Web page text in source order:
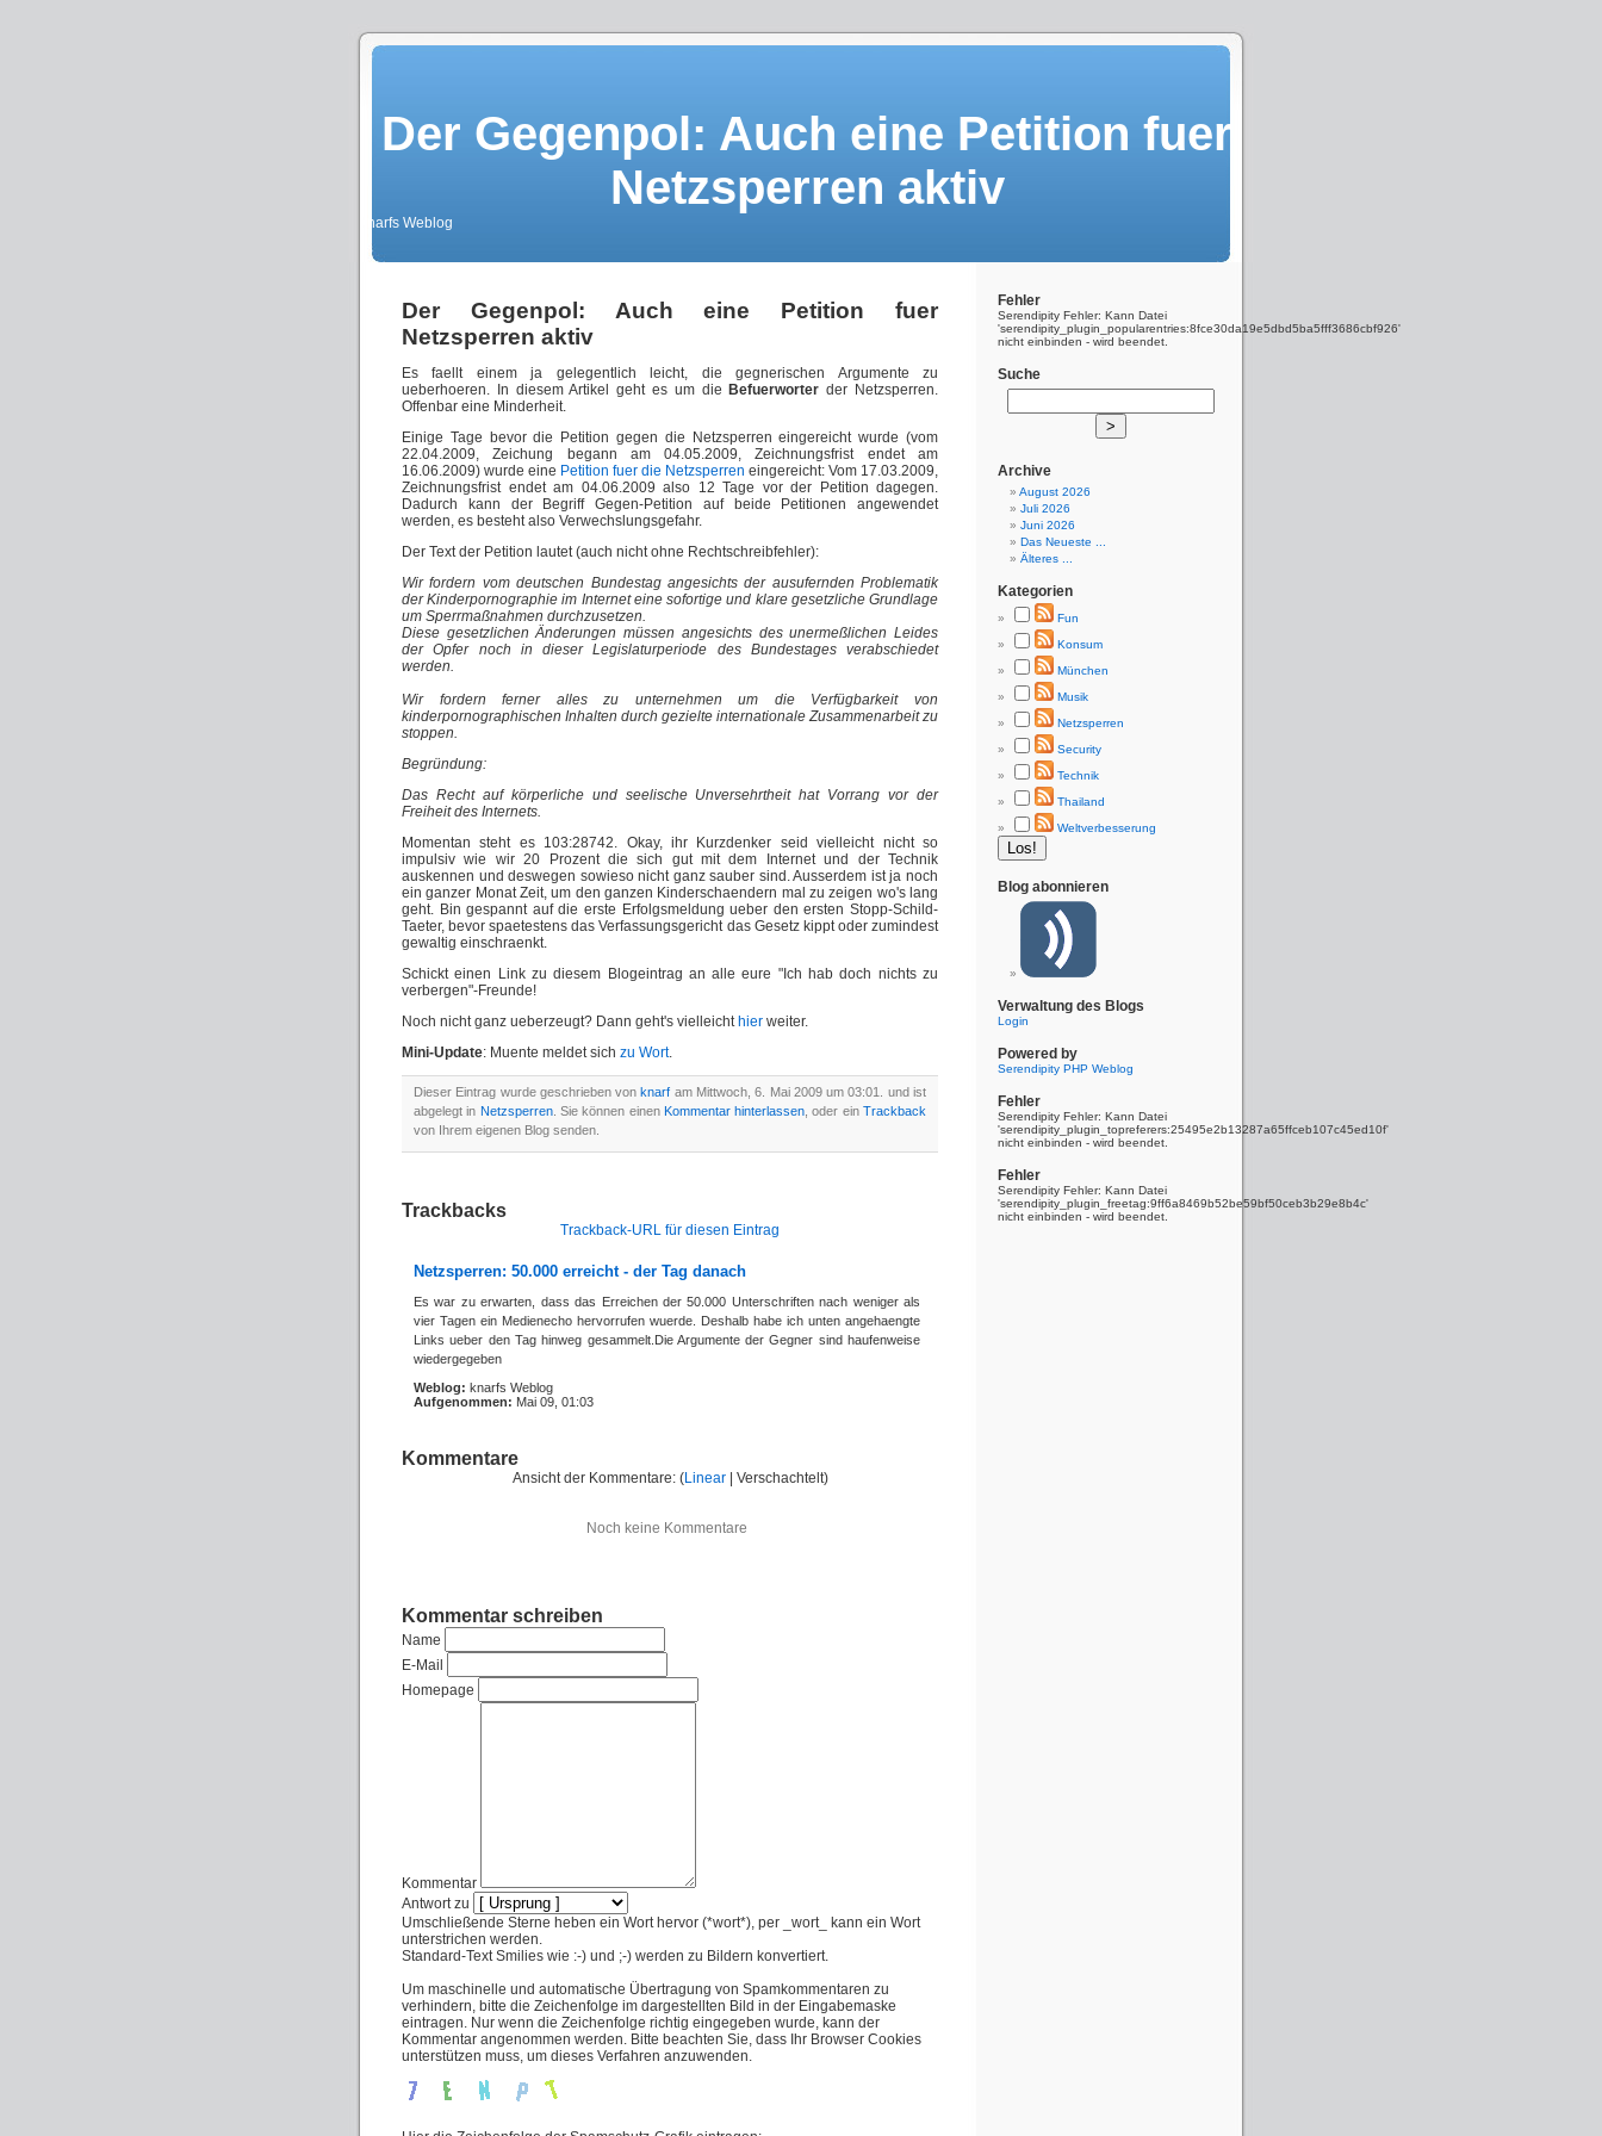
Der Gegenpol: Auch eine Petition fuer
Netzsperren aktiv
knarfs Weblog
Der Gegenpol: Auch eine Petition fuer
Netzsperren aktiv
Es faellt einem ja gelegentlich leicht, die gegnerischen Argumente zu
ueberhoeren. In diesem Artikel geht es um die Befuerworterder Netzsperren.
Offenbar eine Minderheit.
Einige Tage bevor die Petition gegen die Netzsperren eingereicht wurde (vom
22.04.2009, Zeichung begann am 04.05.2009, Zeichnungsfrist endet am
16.06.2009) wurde eine Petition fuer die Netzsperren eingereicht: Vom 17.03.2009,
Zeichnungsfrist endet am 04.06.2009 also 12 Tage vor der Petition dagegen.
Dadurch kann der Begriff Gegen-Petition auf beide Petitionen angewendet
werden, es besteht also Verwechslungsgefahr.
Der Text der Petition lautet (auch nicht ohne Rechtschreibfehler):
Wir fordern vom deutschen Bundestag angesichts der ausufernden Problematik
der Kinderpornographie im Internet eine sofortige und klare gesetzliche Grundlage
um Sperrmaßnahmen durchzusetzen.
Diese gesetzlichen Änderungen müssen angesichts des unermeßlichen Leides
der Opfer noch in dieser Legislaturperiode des Bundestages verabschiedet
werden.
Wir fordern ferner alles zu unternehmen um die Verfügbarkeit von
kinderpornographischen Inhalten durch gezielte internationale Zusammenarbeit zu
stoppen.
Begründung:
Das Recht auf körperliche und seelische Unversehrtheit hat Vorrang vor der
Freiheit des Internets.
Momentan steht es 103:28742. Okay, ihr Kurzdenker seid vielleicht nicht so
impulsiv wie wir 20 Prozent die sich gut mit dem Internet und der Technik
auskennen und deswegen sowieso nicht ganz sauber sind. Ausserdem ist ja noch
ein ganzer Monat Zeit, um den ganzen Kinderschaendern mal zu zeigen wo's lang
geht. Bin gespannt auf die erste Erfolgsmeldung ueber den ersten Stopp-Schild-
Taeter, bevor spaetestens das Verfassungsgericht das Gesetz kippt oder zumindest
gewaltig einschraenkt.
Schickt einen Link zu diesem Blogeintrag an alle eure "Ich hab doch nichts zu
verbergen"-Freunde!
Noch nicht ganz ueberzeugt? Dann geht's vielleicht hier weiter.
Mini-Update: Muente meldet sich zu Wort.
Dieser Eintrag wurde geschrieben vonknarf am Mittwoch, 6. Mai 2009 um 03:01. und ist
abgelegt in Netzsperren. Sie können einen Kommentar hinterlassen , oder einTrackback
von Ihrem eigenen Blog senden.
Trackbacks
Trackback-URL für diesen Eintrag
Netzsperren: 50.000 erreicht - der Tag danach
Es war zu erwarten, dass das Erreichen der 50.000 Unterschriften nach weniger als
vier Tagen ein Medienecho hervorrufen wuerde. Deshalb habe ich unten angehaengte
Links ueber den Tag hinweg gesammelt.Die Argumente der Gegner sind haufenweise
wiedergegeben
Weblog: knarfs Weblog
Aufgenommen: Mai 09, 01:03
Kommentare
Ansicht der Kommentare: (Linear| Verschachtelt)
Noch keine Kommentare
Kommentar schreiben
Name
E-Mail
Homepage
Kommentar
Antwort zu
Umschließende Sterne heben ein Wort hervor (*wort*), per _wort_ kann ein Wort
unterstrichen werden.
Standard-Text Smilies wie :-) und ;-) werden zu Bildern konvertiert.
Um maschinelle und automatische Übertragung von Spamkommentaren zu
verhindern, bitte die Zeichenfolge im dargestellten Bild in der Eingabemaske
eintragen. Nur wenn die Zeichenfolge richtig eingegeben wurde, kann der
Kommentar angenommen werden. Bitte beachten Sie, dass Ihr Browser Cookies
unterstützen muss, um dieses Verfahren anzuwenden.
Fehler
Serendipity Fehler: Kann Datei
'serendipity_plugin_popularentries:8fce30da19e5dbd5ba5fff3686cbf926'
nicht einbinden - wird beendet.
Suche
Archive
August 2026
Juli 2026
Juni 2026
Das Neueste ...
Älteres ...
Kategorien
Fun
Konsum
München
Musik
Netzsperren
Security
Technik
Thailand
Weltverbesserung
Blog abonnieren
Verwaltung des Blogs
Login
Powered by
Serendipity PHP Weblog
Fehler
Serendipity Fehler: Kann Datei
'serendipity_plugin_topreferers:25495e2b13287a65ffceb107c45ed10f'
nicht einbinden - wird beendet.
Fehler
Serendipity Fehler: Kann Datei
'serendipity_plugin_freetag:9ff6a8469b52be59bf50ceb3b29e8b4c'
nicht einbinden - wird beendet.